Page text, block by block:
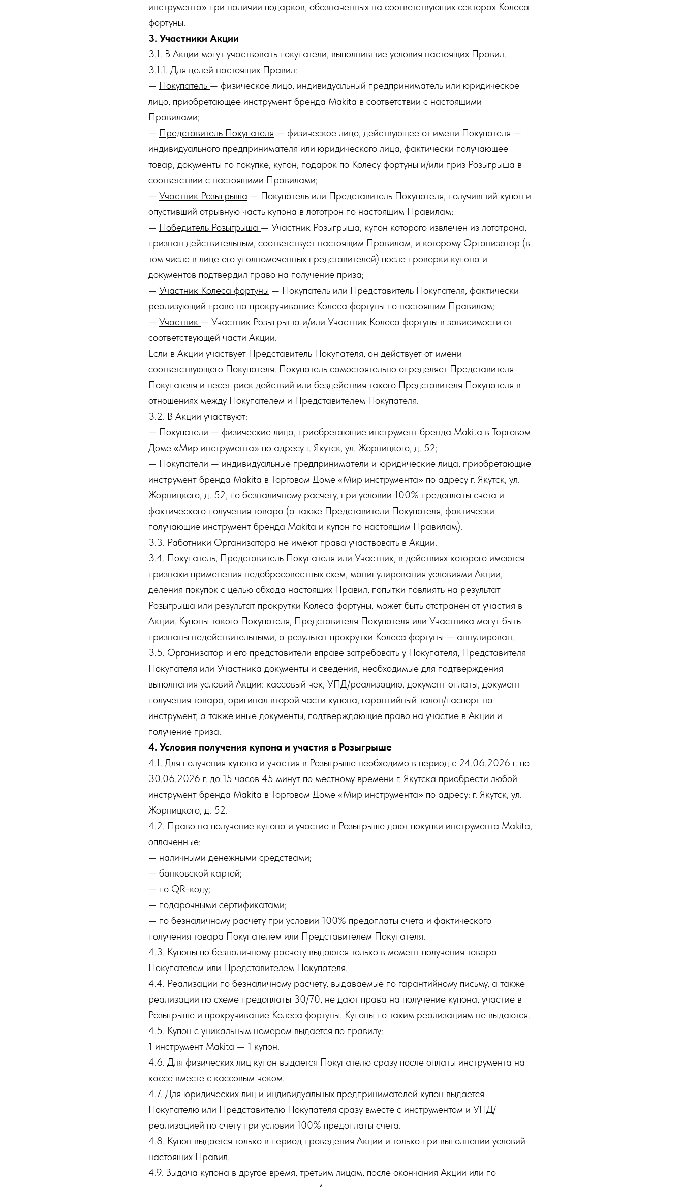
инструмента» при наличии подарков, обозначенных на соответствующих секторах Колеса
фортуны.
3. Участники Акции
3.1. В Акции могут участвовать покупатели, выполнившие условия настоящих Правил.
3.1.1. Для целей настоящих Правил:
— Покупатель — физическое лицо, индивидуальный предприниматель или юридическое
лицо, приобретающее инструмент бренда Makita в соответствии с настоящими
Правилами;
— Представитель Покупателя — физическое лицо, действующее от имени Покупателя —
индивидуального предпринимателя или юридического лица, фактически получающее
товар, документы по покупке, купон, подарок по Колесу фортуны и/или приз Розыгрыша в
соответствии с настоящими Правилами;
— Участник Розыгрыша — Покупатель или Представитель Покупателя, получивший купон и
опустивший отрывную часть купона в лототрон по настоящим Правилам;
— Победитель Розыгрыша — Участник Розыгрыша, купон которого извлечен из лототрона,
признан действительным, соответствует настоящим Правилам, и которому Организатор (в
том числе в лице его уполномоченных представителей) после проверки купона и
документов подтвердил право на получение приза;
— Участник Колеса фортуны — Покупатель или Представитель Покупателя, фактически
реализующий право на прокручивание Колеса фортуны по настоящим Правилам;
— Участник — Участник Розыгрыша и/или Участник Колеса фортуны в зависимости от
соответствующей части Акции.
Если в Акции участвует Представитель Покупателя, он действует от имени
соответствующего Покупателя. Покупатель самостоятельно определяет Представителя
Покупателя и несет риск действий или бездействия такого Представителя Покупателя в
отношениях между Покупателем и Представителем Покупателя.
3.2. В Акции участвуют:
— Покупатели — физические лица, приобретающие инструмент бренда Makita в Торговом
Доме «Мир инструмента» по адресу г. Якутск, ул. Жорницкого, д. 52;
— Покупатели — индивидуальные предприниматели и юридические лица, приобретающие
инструмент бренда Makita в Торговом Доме «Мир инструмента» по адресу г. Якутск, ул.
Жорницкого, д. 52, по безналичному расчету, при условии 100% предоплаты счета и
фактического получения товара (а также Представители Покупателя, фактически
получающие инструмент бренда Makita и купон по настоящим Правилам).
3.3. Работники Организатора не имеют права участвовать в Акции.
3.4. Покупатель, Представитель Покупателя или Участник, в действиях которого имеются
признаки применения недобросовестных схем, манипулирования условиями Акции,
деления покупок с целью обхода настоящих Правил, попытки повлиять на результат
Розыгрыша или результат прокрутки Колеса фортуны, может быть отстранен от участия в
Акции. Купоны такого Покупателя, Представителя Покупателя или Участника могут быть
признаны недействительными, а результат прокрутки Колеса фортуны — аннулирован.
3.5. Организатор и его представители вправе затребовать у Покупателя, Представителя
Покупателя или Участника документы и сведения, необходимые для подтверждения
выполнения условий Акции: кассовый чек, УПД/реализацию, документ оплаты, документ
получения товара, оригинал второй части купона, гарантийный талон/паспорт на
инструмент, а также иные документы, подтверждающие право на участие в Акции и
получение приза.
4. Условия получения купона и участия в Розыгрыше
4.1. Для получения купона и участия в Розыгрыше необходимо в период с 24.06.2026 г. по
30.06.2026 г. до 15 часов 45 минут по местному времени г. Якутска приобрести любой
инструмент бренда Makita в Торговом Доме «Мир инструмента» по адресу: г. Якутск, ул.
Жорницкого, д. 52.
4.2. Право на получение купона и участие в Розыгрыше дают покупки инструмента Makita,
оплаченные:
— наличными денежными средствами;
— банковской картой;
— по QR-коду;
— подарочными сертификатами;
— по безналичному расчету при условии 100% предоплаты счета и фактического
получения товара Покупателем или Представителем Покупателя.
4.3. Купоны по безналичному расчету выдаются только в момент получения товара
Покупателем или Представителем Покупателя.
4.4. Реализации по безналичному расчету, выдаваемые по гарантийному письму, а также
реализации по схеме предоплаты 30/70, не дают права на получение купона, участие в
Розыгрыше и прокручивание Колеса фортуны. Купоны по таким реализациям не выдаются.
4.5. Купон с уникальным номером выдается по правилу:
1 инструмент Makita — 1 купон.
4.6. Для физических лиц купон выдается Покупателю сразу после оплаты инструмента на
кассе вместе с кассовым чеком.
4.7. Для юридических лиц и индивидуальных предпринимателей купон выдается
Покупателю или Представителю Покупателя сразу вместе с инструментом и УПД/
реализацией по счету при условии 100% предоплаты счета.
4.8. Купон выдается только в период проведения Акции и только при выполнении условий
настоящих Правил.
4.9. Выдача купона в другое время, третьим лицам, после окончания Акции или по